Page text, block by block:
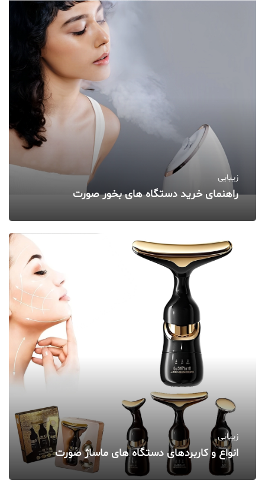
زیبایی
راهنمای خرید دستگاه‌ های بخور صورت
زیبایی
انواع و کاربردهای دستگاه‌ های ماساژ صورت